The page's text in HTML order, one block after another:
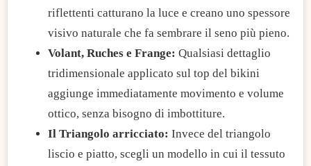
riflettenti catturano la luce e creano uno spessore
visivo naturale che fa sembrare il seno più pieno.
​Volant, Ruches e Frange: Qualsiasi dettaglio
tridimensionale applicato sul top del bikini
aggiunge immediatamente movimento e volume
ottico, senza bisogno di imbottiture.
​Il Triangolo arricciato: Invece del triangolo
liscio e piatto, scegli un modello in cui il tessuto